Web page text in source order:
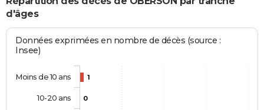
d'âges
Données exprimées en nombre de décès (source :
Insee)
1
0
Moins de 10 ans
10-20 ans